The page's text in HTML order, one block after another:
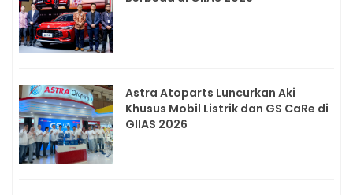
Astra Atoparts Luncurkan Aki
Khusus Mobil Listrik dan GS CaRe di
GIIAS 2026